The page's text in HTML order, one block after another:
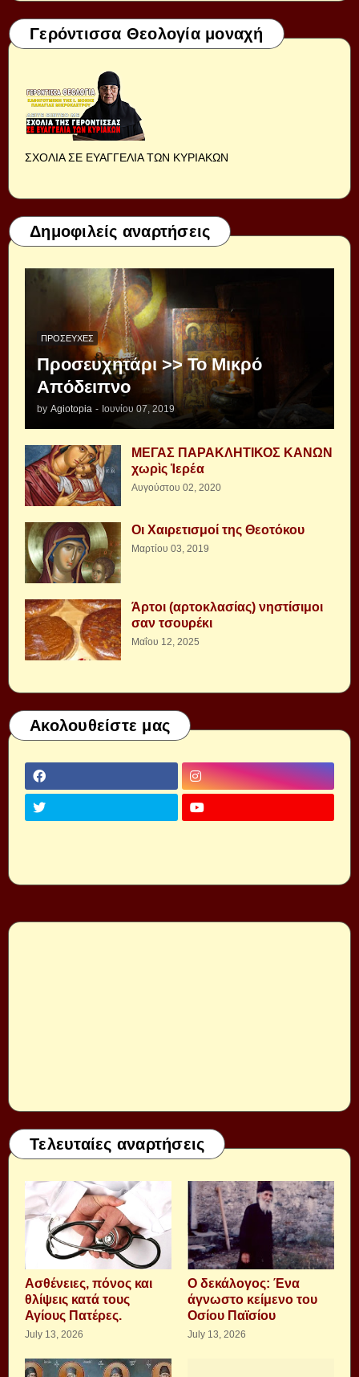
Γερόντισσα Θεολογία μοναχή
ΣΧΟΛΙΑ ΣΕ ΕΥΑΓΓΕΛΙΑ ΤΩΝ ΚΥΡΙΑΚΩΝ
Δημοφιλείς αναρτήσεις
ΠΡΟΣΕΥΧΈΣ
Προσευχητάρι >> Το Μικρό
Απόδειπνο
by Agiotopia - Ιουνίου 07, 2019
ΜΕΓΑΣ ΠΑΡΑΚΛΗΤΙΚΟΣ ΚΑΝΩΝ
χωρὶς Ἱερέα
Αυγούστου 02, 2020
Οι Χαιρετισμοί της Θεοτόκου
Μαρτίου 03, 2019
Άρτοι (αρτοκλασίας) νηστίσιμοι
σαν τσουρέκι
Μαΐου 12, 2025
Ακολουθείστε μας
Τελευταίες αναρτήσεις
Aσθένειες, πόνος και
θλίψεις κατά τους
Αγίους Πατέρες.
July 13, 2026
Ο δεκάλογος: Ένα
άγνωστο κείμενο του
Οσίου Παϊσίου
July 13, 2026